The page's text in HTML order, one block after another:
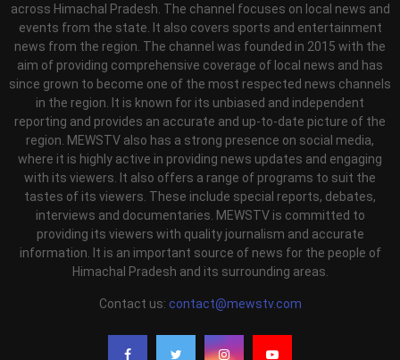
across Himachal Pradesh. The channel focuses on local news and
events from the state. It also covers sports and entertainment
news from the region. The channel was founded in 2015 with the
aim of providing comprehensive coverage of local news and has
since grown to become one of the most respected news channels
in the region. It is known for its unbiased and independent
reporting and provides an accurate and up-to-date picture of the
region. MEWSTV also has a strong presence on social media,
where it is highly active in providing news updates and engaging
with its viewers. It also offers a range of programs to suit the
tastes of its viewers. These include special reports, debates,
interviews and documentaries. MEWSTV is committed to
providing its viewers with quality journalism and accurate
information. It is an important source of news for the people of
Himachal Pradesh and its surrounding areas.
Contact us: contact@mewstv.com